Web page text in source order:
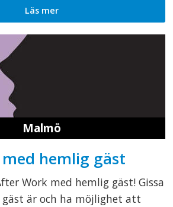
Läs mer
Malmö
hemlig gäst
Work med hemlig gäst! Gissa
är och ha möjlighet att